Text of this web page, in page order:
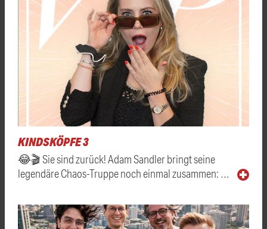
KINDSKÖPFE 3
😂🎬 Sie sind zurück! Adam Sandler bringt seine
legendäre Chaos-Truppe noch einmal zusammen: …